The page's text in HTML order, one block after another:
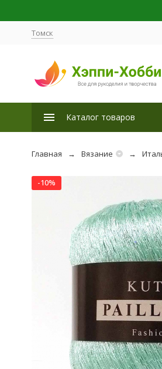
Томск
Каталог товаров
Главная Вязание
-10%